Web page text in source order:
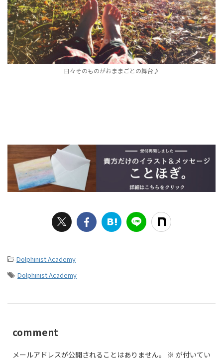
日々そのものがおままごとの舞台♪
-Dolphinist Academy
-Dolphinist Academy
comment
メールアドレスが公開されることはありません。 ※ が付いてい